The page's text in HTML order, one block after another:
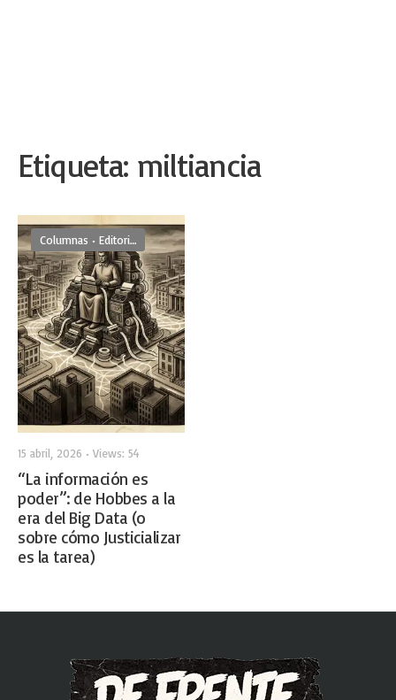
Etiqueta: miltiancia
Columnas • Editoriales
15 abril, 2026 • Views: 54
“La información es
poder”: de Hobbes a la
era del Big Data (o
sobre cómo Justicializar
es la tarea)